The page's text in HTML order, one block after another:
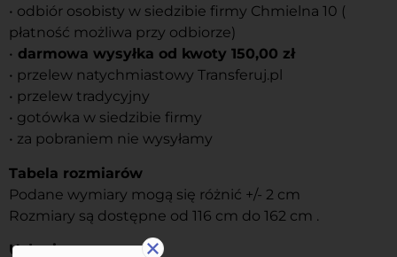
• odbiór osobisty w siedzibie firmy Chmielna 10 (
płatność możliwa przy odbiorze)
• darmowa wysyłka od kwoty 150,00 zł
• przelew natychmiastowy Transferuj.pl
• przelew tradycyjny
• gotówka w siedzibie firmy
• za pobraniem nie wysyłamy
Tabela rozmiarów
Podane wymiary mogą się różnić +/- 2 cm
Rozmiary są dostępne od 116 cm do 162 cm .
Usługi